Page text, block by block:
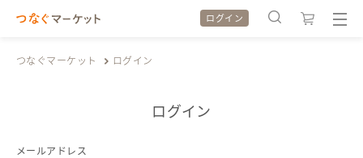
ログイン
つなぐマーケット ログイン
ログイン
メールアドレス